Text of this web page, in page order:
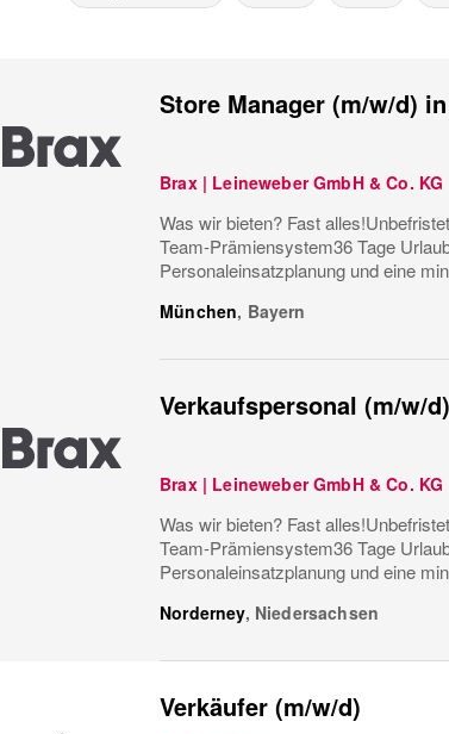
Store Manager (m/w/d)
Brax | Leineweber GmbH & Co. KG
Was wir bieten? Fast
Team-Prämiensystem36 Tage
Personaleinsatzplanung und eine
München, Bayern
Verkaufspersonal (m/w/
Brax | Leineweber GmbH & Co. KG
Was wir bieten? Fast
Team-Prämiensystem36 Tage
Personaleinsatzplanung und eine
Norderney, Niedersachsen
Verkäufer (m/w/d)